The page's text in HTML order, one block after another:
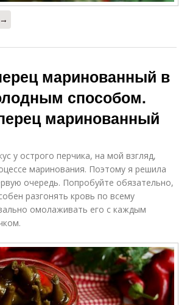
маринованный в
способом.
маринованный
у острого перчика, на мой взгляд,
маринования. Поэтому я решила
очередь. Попробуйте обязательно,
разгонять кровь по всему
омолаживать его с каждым